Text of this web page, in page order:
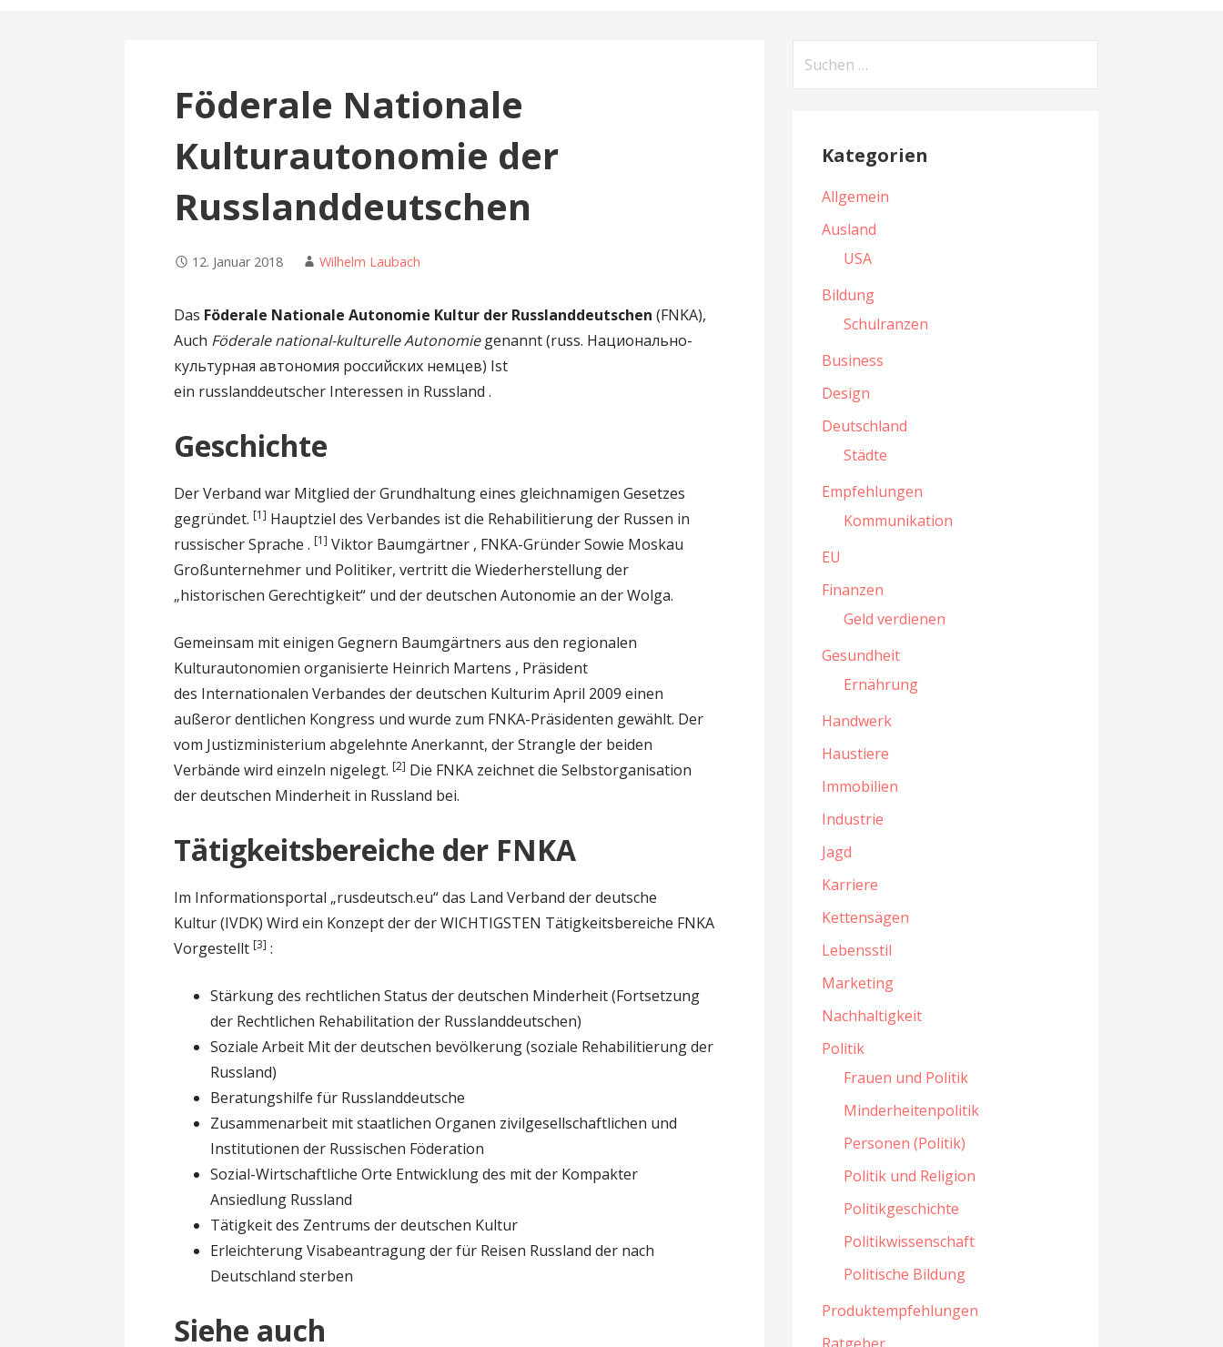
Föderale Nationale
Kulturautonomie der
Russlanddeutschen
12. Januar 2018 Wilhelm Laubach
Das Föderale Nationale Autonomie Kultur der Russlanddeutschen (FNKA),
Auch Föderale national-kulturelle Autonomiegenannt (russ. Национально-
культурная автономия российских немцев) Ist
ein russlanddeutscher Interessen in Russland .
Geschichte
Der Verband war Mitglied der Grundhaltung eines gleichnamigen Gesetzes
gegründet. [1] Hauptziel des Verbandes ist die Rehabilitierung der Russen in
russischer Sprache . [1] Viktor Baumgärtner , FNKA-Gründer Sowie Moskau
Großunternehmer und Politiker, vertritt die Wiederherstellung der
„historischen Gerechtigkeit“ und der deutschen Autonomie an der Wolga.
Gemeinsam mit einigen Gegnern Baumgärtners aus den regionalen
Kulturautonomien organisierte Heinrich Martens , Präsident
des Internationalen Verbandes der deutschen Kulturim April 2009 einen
außeror dentlichen Kongress und wurde zum FNKA-Präsidenten gewählt. Der
vom Justizministerium abgelehnte Anerkannt, der Strangle der beiden
Verbände wird einzeln nigelegt. [2] Die FNKA zeichnet die Selbstorganisation
der deutschen Minderheit in Russland bei.
Tätigkeitsbereiche der FNKA
Im Informationsportal „rusdeutsch.eu“ das Land Verband der deutsche
Kultur (IVDK) Wird ein Konzept der der WICHTIGSTEN Tätigkeitsbereiche FNKA
Vorgestellt [3] :
Stärkung des rechtlichen Status der deutschen Minderheit (Fortsetzung
der Rechtlichen Rehabilitation der Russlanddeutschen)
Soziale Arbeit Mit der deutschen bevölkerung (soziale Rehabilitierung der
Russland)
Beratungshilfe für Russlanddeutsche
Zusammenarbeit mit staatlichen Organen zivilgesellschaftlichen und
Institutionen der Russischen Föderation
Sozial-Wirtschaftliche Orte Entwicklung des mit der Kompakter
Ansiedlung Russland
Tätigkeit des Zentrums der deutschen Kultur
Erleichterung Visabeantragung der für Reisen Russland der nach
Deutschland sterben
Siehe auch
Kategorien
Allgemein
Ausland
USA
Bildung
Schulranzen
Business
Design
Deutschland
Städte
Empfehlungen
Kommunikation
EU
Finanzen
Geld verdienen
Gesundheit
Ernährung
Handwerk
Haustiere
Immobilien
Industrie
Jagd
Karriere
Kettensägen
Lebensstil
Marketing
Nachhaltigkeit
Politik
Frauen und Politik
Minderheitenpolitik
Personen (Politik)
Politik und Religion
Politikgeschichte
Politikwissenschaft
Politische Bildung
Produktempfehlungen